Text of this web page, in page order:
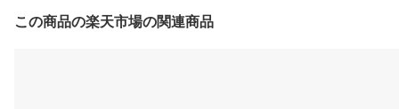
この商品の楽天市場の関連商品